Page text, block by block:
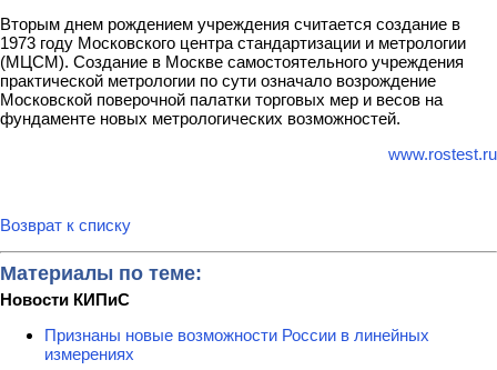
Вторым днем рождением учреждения считается создание в
1973 году Московского центра стандартизации и метрологии
(МЦСМ). Создание в Москве самостоятельного учреждения
практической метрологии по сути означало возрождение
Московской поверочной палатки торговых мер и весов на
фундаменте новых метрологических возможностей.
www.rostest.ru
Возврат к списку
Материалы по теме:
Новости КИПиС
Признаны новые возможности России в линейных
измерениях